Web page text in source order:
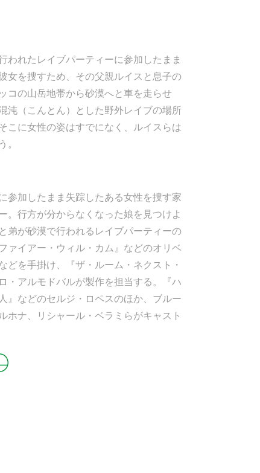
われたレイブパーティーに参加したまま
女を捜すため、その父親ルイスと息子の
コの山岳地帯から砂漠へと車を走らせ
沌（こんとん）とした野外レイブの場所
こに女性の姿はすでになく、ルイスらは
。
参加したまま失踪したある女性を捜す家
。行方が分からなくなった娘を見つけよ
弟が砂漠で行われるレイブパーティーの
ァイアー・ウィル・カム』などのオリベ
どを手掛け、『ザ・ルーム・ネクスト・
・アルモドバルが製作を担当する。『ハ
』などのセルジ・ロペスのほか、ブルー
ホナ、リシャール・ベラミらがキャスト